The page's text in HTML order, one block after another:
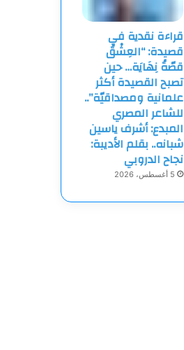
قراءة نقدية في
قصيدة: “العِشْقُ
قصّةُ نِهَايَة… حين
تصبح القصيدة أكثر
علمانية ومصداقيّة”..
للشاعر المصري
المبدع: أشرف ياسين
شبانه.. بقلم الأديبة:
نجاح الدروبي
5 أغسطس، 2026